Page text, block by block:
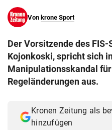
Von krone Sport
Der Vorsitzende des
Kojonkoski, spricht sich
Manipulationsskandal
Regeländerungen aus.
Kronen Zeitung als
hinzufügen